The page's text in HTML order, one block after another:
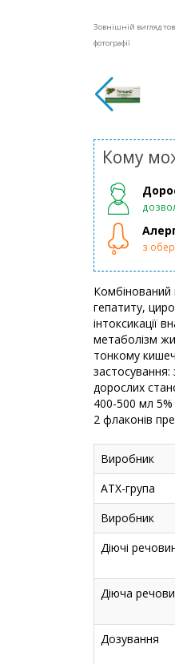
Зовнішній вигляд
фотографії
Кому
з
Комбінований
гепатиту,
інтоксикації
метаболізм
тонкому
дорослих
400-500 мл
2 флаконів
Виробник
АТХ-група
Виробник
Діючі
Діюча
Дозування